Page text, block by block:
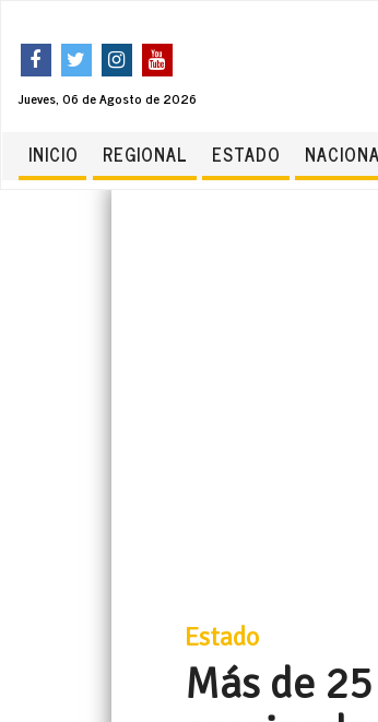
Jueves, 06 de Agosto de 2026
INICIO REGIONAL ESTADO
Estado
Más de